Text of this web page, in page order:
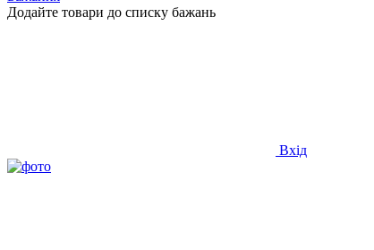
Додайте товари до списку бажань
Вхід